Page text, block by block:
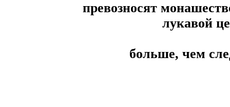
превозносят
лукавой
больше, чем